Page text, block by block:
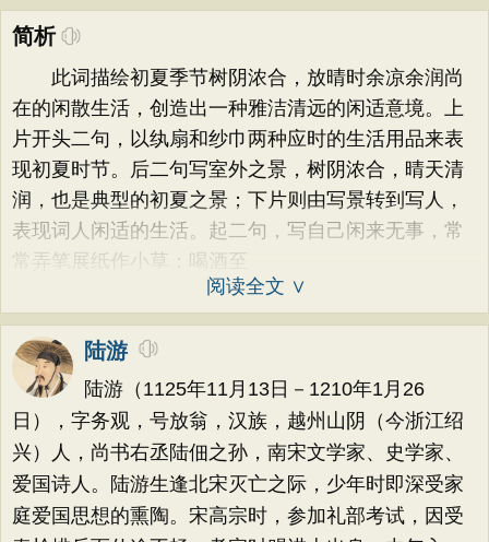
简析
此词描绘初夏季节树阴浓合，放晴时余凉余润尚
在的闲散生活，创造出一种雅洁清远的闲适意境。上
片开头二句，以纨扇和纱巾两种应时的生活用品来表
现初夏时节。后二句写室外之景，树阴浓合，晴天清
润，也是典型的初夏之景；下片则由写景转到写人，
表现词人闲适的生活。起二句，写自己闲来无事，常
常弄笔展纸作小草；喝酒至
阅读全文 ∨
陆游
陆游（1125年11月13日－1210年1月26
日），字务观，号放翁，汉族，越州山阴（今浙江绍
兴）人，尚书右丞陆佃之孙，南宋文学家、史学家、
爱国诗人。陆游生逢北宋灭亡之际，少年时即深受家
庭爱国思想的熏陶。宋高宗时，参加礼部考试，因受